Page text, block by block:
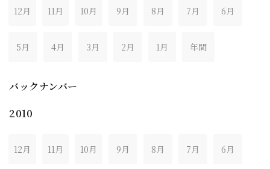
12月 11月 10月 9月 8月 7月 6月
5月 4月 3月 2月 1月 年間
バックナンバー
2010
12月 11月 10月 9月 8月 7月 6月